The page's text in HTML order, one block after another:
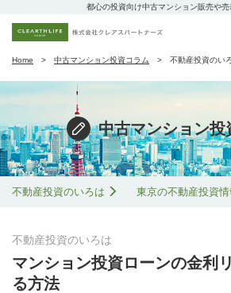
都心の投資向け中古マンション販売や売
Home 中古マンション投資コラム 不動産投資のい
中古マンション投
不動産投資のいろは 東京の不動産投資情
マンション投資ローンの金利
る方法
不動産投資のいろは